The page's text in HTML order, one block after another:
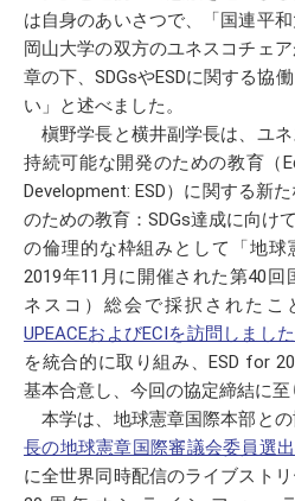
は自身のあいさつで、「国連平
岡山大学の双方のユネスコチェ
章の下、SDGsやESDに関する協
い」と述べました。
槇野学長と横井副学長は、ユ
持続可能な開発のための教育（
Development: ESD）に関する新
のための教育：SDGs達成に向け
の倫理的な枠組みとして「地球
2019年11月に開催された第40
ネスコ）総会で採択されたこ
UPEACEおよびECIを訪問しました
を統合的に取り組み、ESD for
基本合意し、今回の協定締結に至
本学は、地球憲章国際本部との
長の地球憲章国際審議会委員選出
に全世界同時配信のライブスト